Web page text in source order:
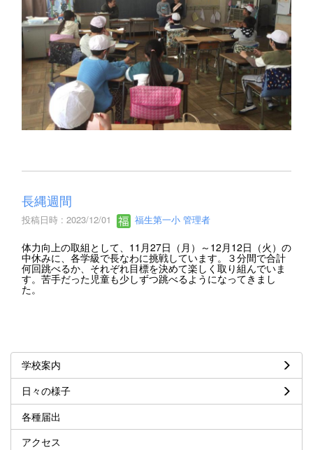
長縄週間
投稿日時 : 2023/12/01 福生第一小 管理者
体力向上の取組として、11月27日（月）～12月12日（火）の
中休みに、各学級で長なわに挑戦しています。３分間で合計
何回跳べるか、それぞれ目標を決めて楽しく取り組んでいま
す。苦手だった児童も少しずつ跳べるようになってきまし
た。
学校案内
日々の様子
各種届出
アクセス